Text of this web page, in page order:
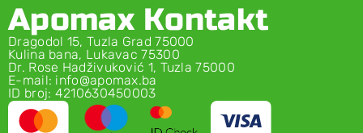
Apomax Kontakt
Dragodol 15, Tuzla Grad 75000
Kulina bana, Lukavac 75300
Dr. Rose Hadživuković 1, Tuzla 75000
E-mail: info@apomax.ba
ID broj: 4210630450003